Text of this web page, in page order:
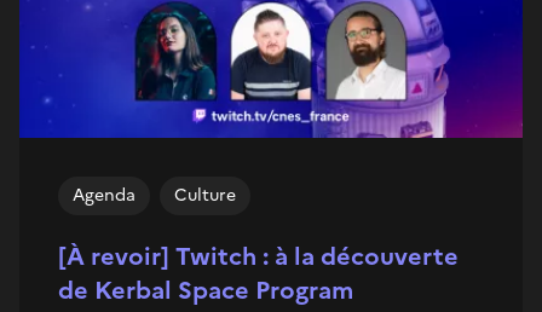
[À revoir] Twitch : à la découverte
de Kerbal Space Program
Agenda Culture